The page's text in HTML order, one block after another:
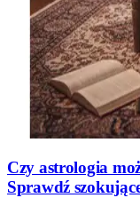
Czy astrologia
Sprawdź